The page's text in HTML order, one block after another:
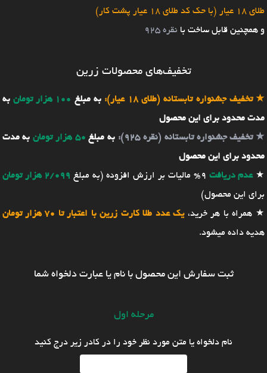
طلای 18 عیار (با حک کد طلای 18 عیار پشت کار)
و همچنین قابل ساخت با نقره 925
تخفیف‌های محصولات زرین
★تخفیف جشنواره تابستانه (طلای 18 عیار): به مبلغ 100 هزار تومان
به
مدت محدود برای این محصول
★تخفیف جشنواره تابستانه (نقره 925): به مبلغ 50 هزار تومان
به مدت
محدود برای این محصول
★عدم دریافت 9% مالیات بر ارزش افزوده (به مبلغ
2/099 هزار تومان
برای این محصول)
★ همراه با هر خرید،یک عدد طلا کارت زرین با اعتبار تا 70 هزار تومان
هدیه داده میشود.
ثبت سفارش این محصول با نام یا عبارت دلخواه شما
مرحله اول
نام دلخواه یا متن مورد نظر خود را در کادر زیر درج کنید